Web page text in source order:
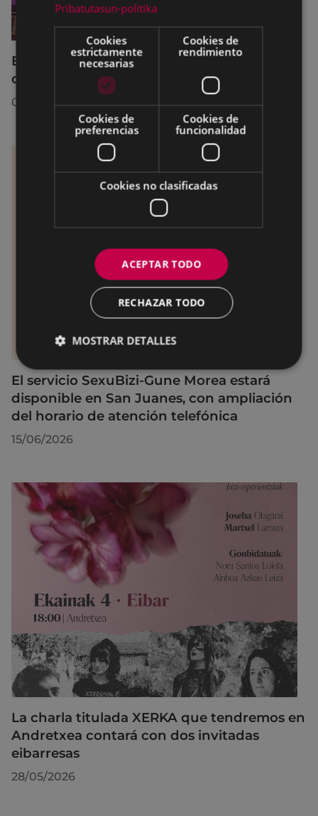
El servicio SexuBizi-Gune Morea estará
disponible en las fiestas de Amaña
01/07/2026
El servicio SexuBizi-Gune Morea estará
disponible en San Juanes, con ampliación
del horario de atención telefónica
15/06/2026
La charla titulada XERKA que tendremos en
Andretxea contará con dos invitadas
eibarresas
28/05/2026
Pribatutasun-politika
Cookies
estrictamente
necesarias
Cookies de
rendimiento
Cookies de
preferencias
Cookies de
funcionalidad
Cookies no clasificadas
ACEPTAR TODO
RECHAZAR TODO
MOSTRAR DETALLES